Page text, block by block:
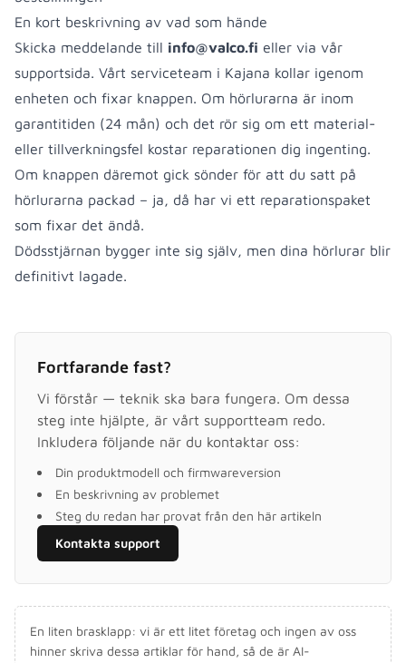
En kort beskrivning av vad som hände
Skicka meddelande till info@valco.fi eller via vår
supportsida. Vårt serviceteam i Kajana kollar igenom
enheten och fixar knappen. Om hörlurarna är inom
garantitiden (24 mån) och det rör sig om ett material-
eller tillverkningsfel kostar reparationen dig ingenting.
Om knappen däremot gick sönder för att du satt på
hörlurarna packad – ja, då har vi ett reparationspaket
som fixar det ändå.
Dödsstjärnan bygger inte sig själv, men dina hörlurar blir
definitivt lagade.
Fortfarande fast?
Vi förstår — teknik ska bara fungera. Om dessa
steg inte hjälpte, är vårt supportteam redo.
Inkludera följande när du kontaktar oss:
Din produktmodell och firmwareversion
En beskrivning av problemet
Steg du redan har provat från den här artikeln
Kontakta support
En liten brasklapp: vi är ett litet företag och ingen av oss
hinner skriva dessa artiklar för hand, så de är AI-